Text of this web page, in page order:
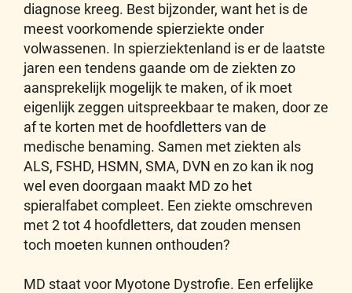
diagnose kreeg. Best bijzonder, want het is de
meest voorkomende spierziekte onder
volwassenen. In spierziektenland is er de laatste
jaren een tendens gaande om de ziekten zo
aansprekelijk mogelijk te maken, of ik moet
eigenlijk zeggen uitspreekbaar te maken, door ze
af te korten met de hoofdletters van de
medische benaming. Samen met ziekten als
ALS, FSHD, HSMN, SMA, DVN en zo kan ik nog
wel even doorgaan maakt MD zo het
spieralfabet compleet. Een ziekte omschreven
met 2 tot 4 hoofdletters, dat zouden mensen
toch moeten kunnen onthouden?
MD staat voor Myotone Dystrofie. Een erfelijke